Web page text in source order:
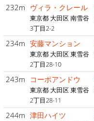
232m ヴィラ・クレール
東京都 大田区 南雪谷
3丁目2-2
234m 安藤マンション
東京都 大田区 東雪谷
2丁目28-10
243m コーポアンドウ
東京都 大田区 東雪谷
2丁目28-11
244m 津田ハイツ